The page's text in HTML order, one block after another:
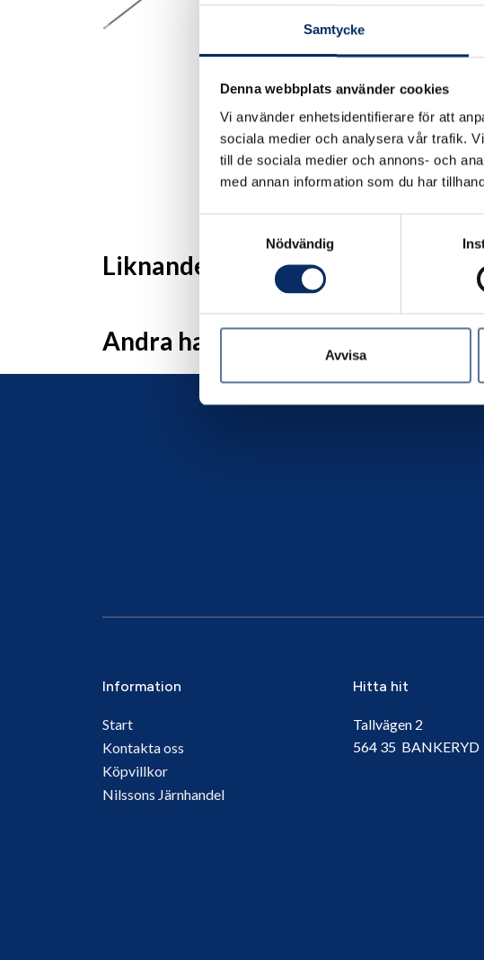
Samtycke
Denna webbplats använder cookies
Vi använder enhetsidentifierare för att
sociala medier och analysera vår trafik.
till de sociala medier och annons- och
med annan information som du har
Nödvändig
Avvisa
Liknande produkter
Andra har även tittat på
Information
Start
Kontakta oss
Köpvillkor
Nilssons Järnhandel
Hitta hit
Tallvägen 2
564 35 BANKERYD